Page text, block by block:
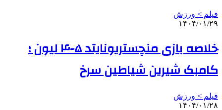
فیلم > ورزش
۱۴۰۴/۰۱/۲۹
خلاصه بازی منچستریونایتد ۵-۴ لیون ؛
کامبک شیرین شیاطین سرخ
فیلم > ورزش
۱۴۰۴/۰۱/۲۸